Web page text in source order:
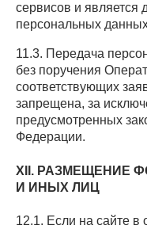
сервисов и является
персональных
11.3. Передача
без поручения
соответствующих
запрещена, за
предусмотренных
Федерации.
XII. РАЗМЕЩЕНИЕ
И ИНЫХ ЛИЦ
12.1. Если на сайте в